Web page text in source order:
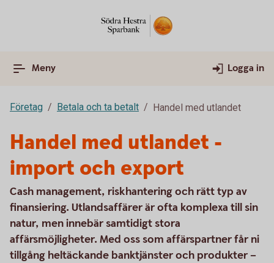
Meny Logga in
Företag Betala och ta betalt Handel med utlandet
Handel med utlandet -
import och export
Cash management, riskhantering och rätt typ av
finansiering. Utlandsaffärer är ofta komplexa till sin
natur, men innebär samtidigt stora
affärsmöjligheter. Med oss som affärspartner får ni
tillgång heltäckande banktjänster och produkter –